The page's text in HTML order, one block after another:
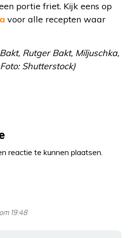
portie friet. Kijk eens op
voor alle recepten waar
Rutger Bakt, Miljuschka,
Shutterstock)
reactie te kunnen plaatsen.
19:48